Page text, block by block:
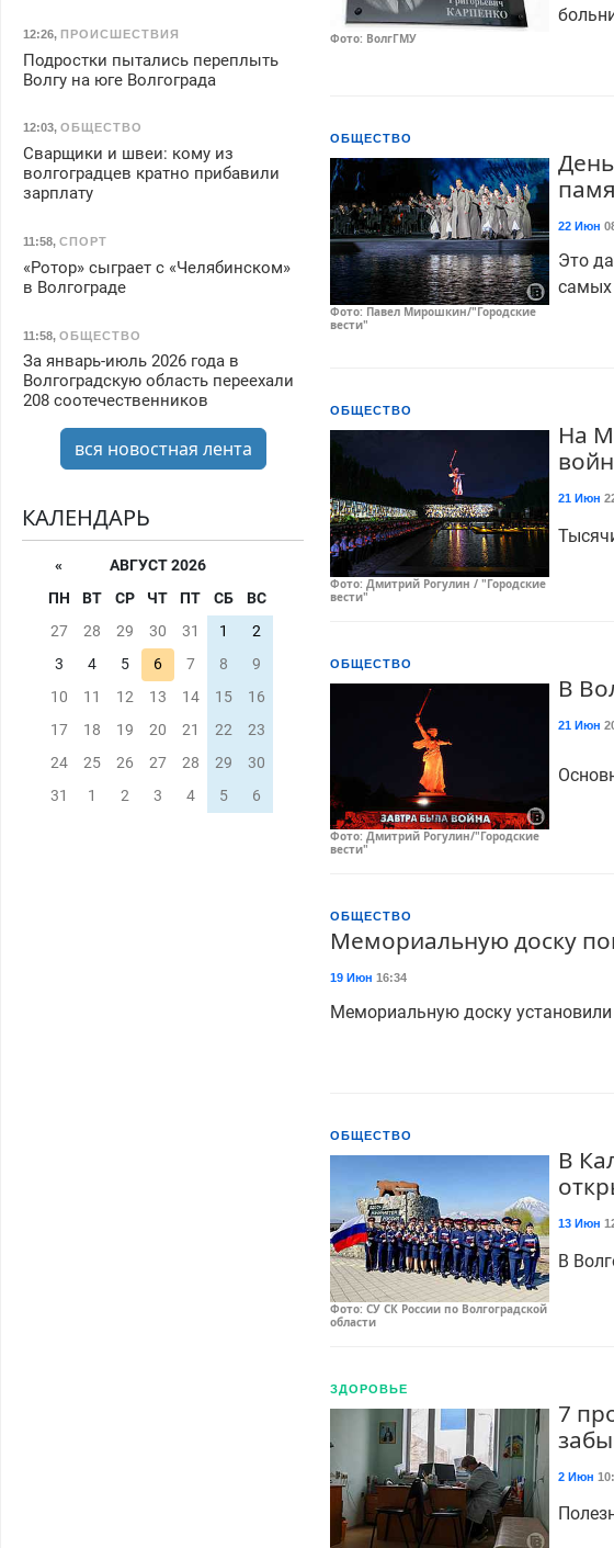
Фото: ВолгГМУ
ОБЩЕСТВО
Фото: Павел Мирошкин/"Городские
вести"
22 Июн
Это
самых
ОБЩЕСТВО
Фото: Дмитрий Рогулин / "Городские
вести"
На
21 Июн
ОБЩЕСТВО
Фото: Дмитрий Рогулин/"Городские
вести"
В
21 Июн
ОБЩЕСТВО
Мемориальную доску
19 Июн 16:34
Мемориальную доску
ОБЩЕСТВО
Фото: СУ СК России по Волгоградской
области
В
13 Июн
В
ЗДОРОВЬЕ
7
2 Июн
12:26, ПРОИСШЕСТВИЯ
Подростки пытались переплыть
Волгу на юге Волгограда
12:03, ОБЩЕСТВО
Сварщики и швеи: кому из
волгоградцев кратно прибавили
зарплату
11:58, СПОРТ
«Ротор» сыграет с «Челябинском»
в Волгограде
11:58, ОБЩЕСТВО
За январь-июль 2026 года в
Волгоградскую область переехали
208 соотечественников
вся новостная лента
КАЛЕНДАРЬ
«
АВГУСТ 2026
ПН
ВТ СР ЧТ ПТ СБ
ВС
27
28 29 30 31 1
2
3
4 5 6 7 8
9
10
11 12 13 14 15
16
17
18 19 20 21 22
23
24
25 26 27 28 29
30
31
1 2 3 4 5 6